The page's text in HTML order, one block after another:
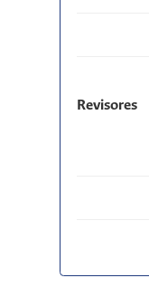
Revisores